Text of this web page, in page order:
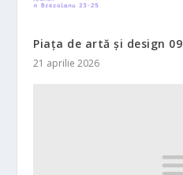
Piața de artă și design 09
21 aprilie 2026